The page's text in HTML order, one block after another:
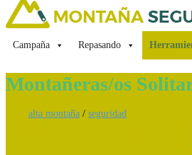
Campaña Repasando
Montañeras/os
alta montaña / seguridad